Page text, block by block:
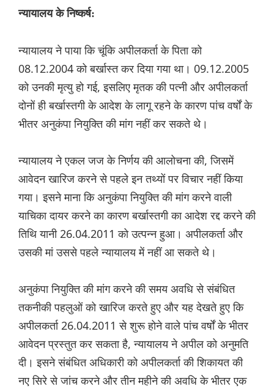
न्यायालय के निष्कर्ष:
न्यायालय ने पाया कि चूंकि अपीलकर्ता के पिता को
08.12.2004 को बर्खास्त कर दिया गया था। 09.12.2005
को उनकी मृत्यु हो गई, इसलिए मृतक की पत्नी और अपीलकर्ता
दोनों ही बर्खास्तगी के आदेश के लागू रहने के कारण पांच वर्षों के
भीतर अनुकंपा नियुक्ति की मांग नहीं कर सकते थे।
न्यायालय ने एकल जज के निर्णय की आलोचना की, जिसमें
आवेदन खारिज करने से पहले इन तथ्यों पर विचार नहीं किया
गया। इसने माना कि अनुकंपा नियुक्ति की मांग करने वाली
याचिका दायर करने का कारण बर्खास्तगी का आदेश रद्द करने की
तिथि यानी 26.04.2011 को उत्पन्न हुआ। अपीलकर्ता और
उसकी मां उससे पहले न्यायालय में नहीं आ सकते थे।
अनुकंपा नियुक्ति की मांग करने की समय अवधि से संबंधित
तकनीकी पहलुओं को खारिज करते हुए और यह देखते हुए कि
अपीलकर्ता 26.04.2011 से शुरू होने वाले पांच वर्षों के भीतर
आवेदन प्रस्तुत कर सकता है, न्यायालय ने अपील को अनुमति
दी। इसने संबंधित अधिकारी को अपीलकर्ता की शिकायत की
नए सिरे से जांच करने और तीन महीने की अवधि के भीतर एक